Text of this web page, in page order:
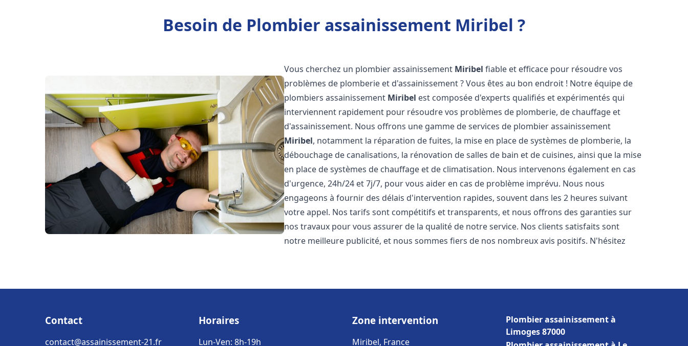
Besoin de Plombier assainissement Miribel ?
Vous cherchez un plombier assainissement Miribel fiable et efficace pour résoudre vos
problèmes de plomberie et d'assainissement ? Vous êtes au bon endroit ! Notre équipe de
plombiers assainissement Miribel est composée d'experts qualifiés et expérimentés qui
interviennent rapidement pour résoudre vos problèmes de plomberie, de chauffage et
d'assainissement. Nous offrons une gamme de services de plombier assainissement
Miribel, notamment la réparation de fuites, la mise en place de systèmes de plomberie, la
débouchage de canalisations, la rénovation de salles de bain et de cuisines, ainsi que la mise
en place de systèmes de chauffage et de climatisation. Nous intervenons également en cas
d'urgence, 24h/24 et 7j/7, pour vous aider en cas de problème imprévu. Nous nous
engageons à fournir des délais d'intervention rapides, souvent dans les 2 heures suivant
votre appel. Nos tarifs sont compétitifs et transparents, et nous offrons des garanties sur
nos travaux pour vous assurer de la qualité de notre service. Nos clients satisfaits sont
notre meilleure publicité, et nous sommes fiers de nos nombreux avis positifs. N'hésitez
Contact
contact@assainissement-21.fr
Horaires
Lun-Ven: 8h-19h
Zone intervention
Miribel, France
Plombier assainissement à
Limoges 87000